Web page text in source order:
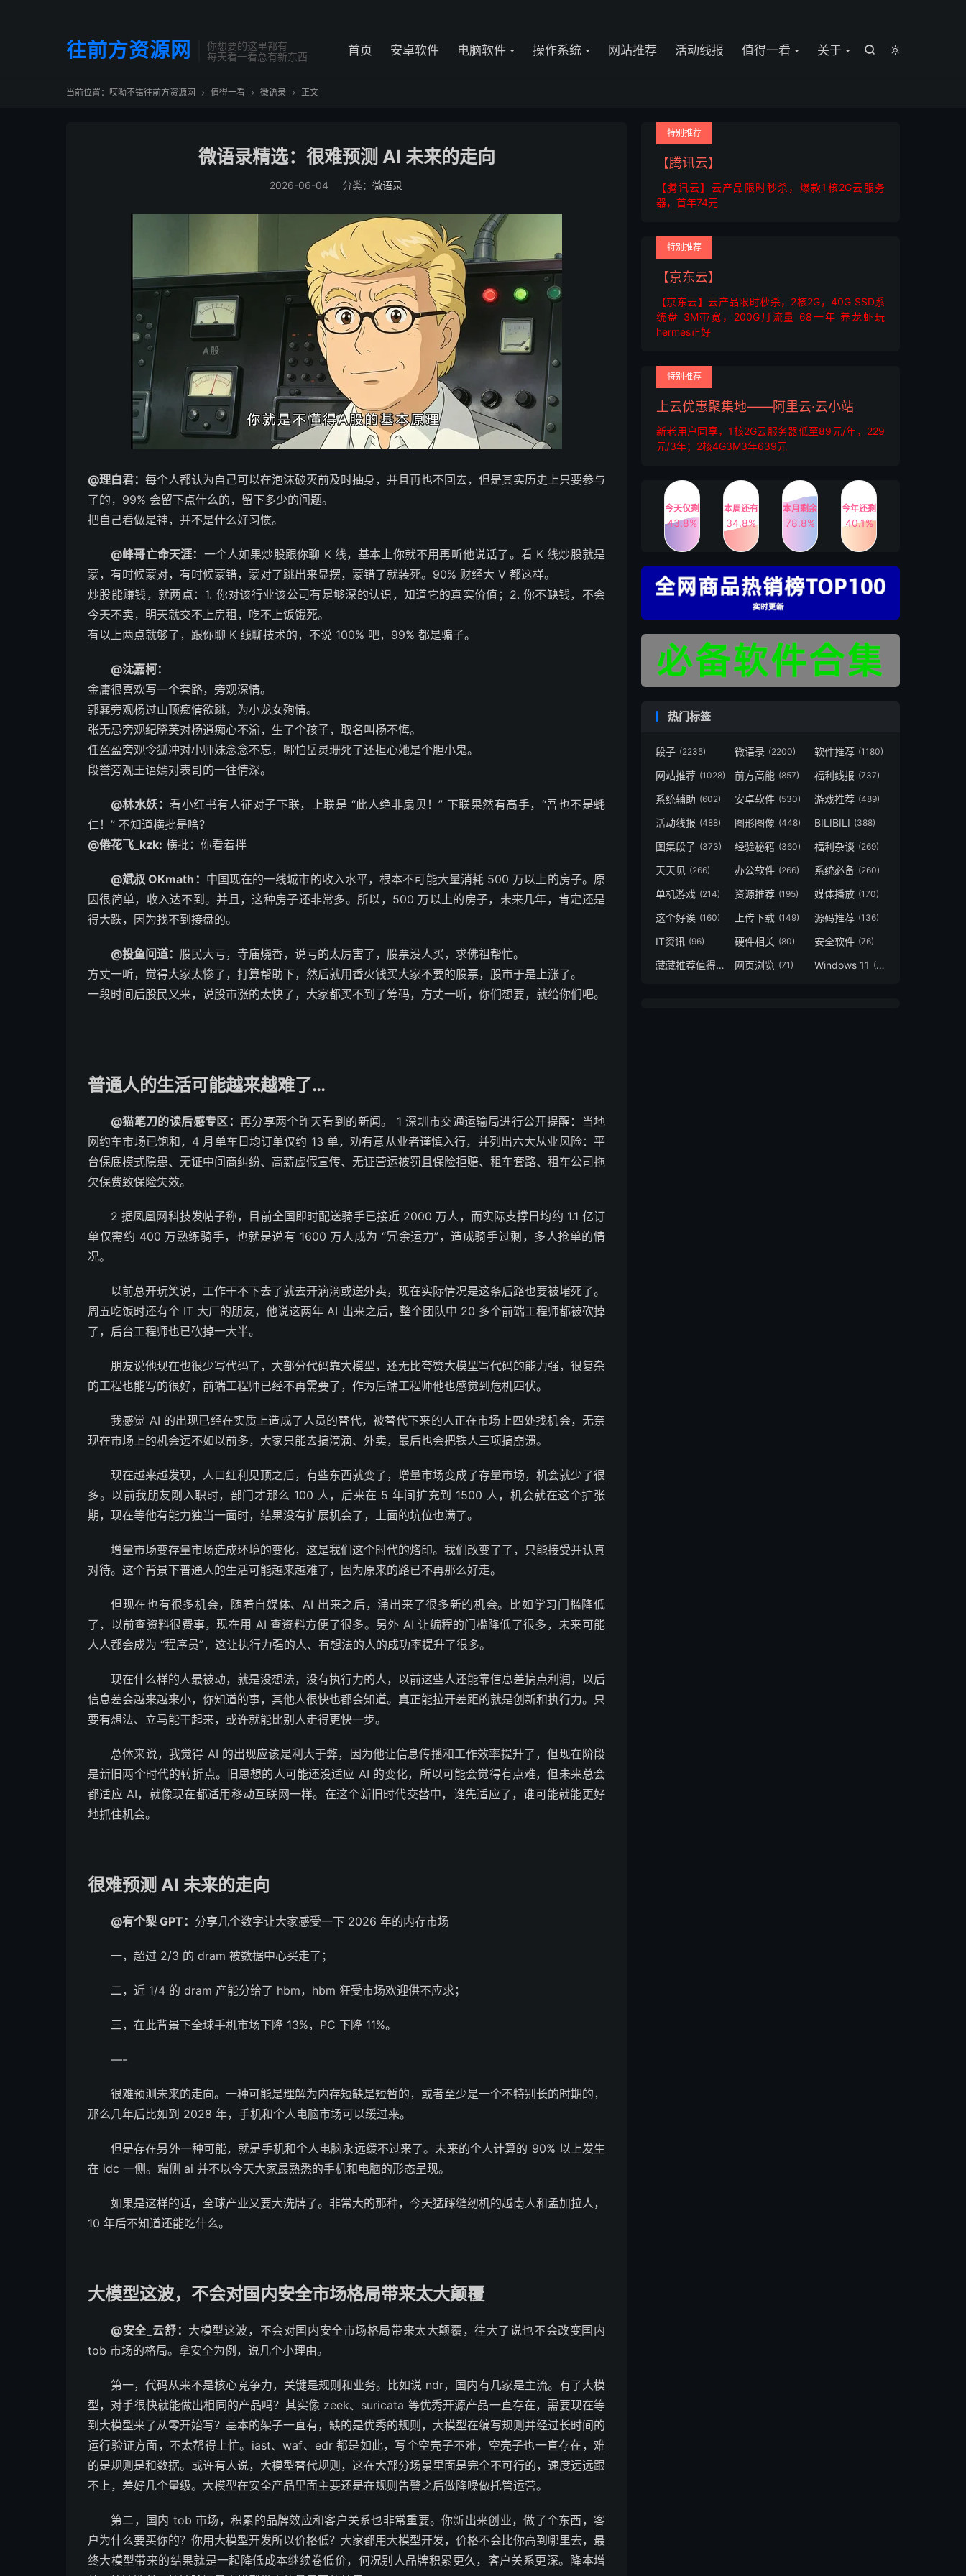
往前方资源网
你想要的这里都有
每天看一看总有新东西


首页 安卓软件 电脑软件 操作系统 网站推荐 活动线报 值得一看 关于
当前位置： 哎呦不错往前方资源网  值得一看  微语录  正文
微语录精选：很难预测 AI 未来的走向
2026-06-04 分类： 微语录
@理白君： 每个人都认为自己可以在泡沫破灭前及时抽身，并且再也不回去，但是其实历史上只要参与
了的，99% 会留下点什么的，留下多少的问题。
把自己看做是神，并不是什么好习惯。 ​​​
@峰哥亡命天涯： 一个人如果炒股跟你聊 K 线，基本上你就不用再听他说话了。看 K 线炒股就是
蒙，有时候蒙对，有时候蒙错，蒙对了跳出来显摆，蒙错了就装死。90% 财经大 V 都这样。
炒股能赚钱，就两点：1. 你对该行业该公司有足够深的认识，知道它的真实价值；2. 你不缺钱，不会
今天不卖，明天就交不上房租，吃不上饭饿死。
有以上两点就够了，跟你聊 K 线聊技术的，不说 100% 吧，99% 都是骗子。
@沈嘉柯：
金庸很喜欢写一个套路，旁观深情。
郭襄旁观杨过山顶痴情欲跳，为小龙女殉情。
张无忌旁观纪晓芙对杨逍痴心不渝，生了个孩子，取名叫杨不悔。
任盈盈旁观令狐冲对小师妹念念不忘，哪怕岳灵珊死了还担心她是个胆小鬼。
段誉旁观王语嫣对表哥的一往情深。 ​​​
@林水妖：看小红书有人征对子下联，上联是 “此人绝非扇贝！” 下联果然有高手，“吾也不是蚝
仁！” 不知道横批是啥？ ​​​
@倦花飞_kzk: 横批：你看着拌
@斌叔 OKmath： 中国现在的一线城市的收入水平，根本不可能大量消耗 500 万以上的房子。原
因很简单，收入达不到。并且，这种房子还非常多。所以，500 万以上的房子，未来几年，肯定还是
得大跌，因为找不到接盘的。 ​​​
@投鱼问道： 股民大亏，寺庙烧香，说亏的太厉害了，股票没人买，求佛祖帮忙。
方丈一听，觉得大家太惨了，打算帮助下，然后就用香火钱买大家不要的股票，股市于是上涨了。
一段时间后股民又来，说股市涨的太快了，大家都买不到了筹码，方丈一听，你们想要，就给你们吧。
普通人的生活可能越来越难了…
@猫笔刀的读后感专区： 再分享两个昨天看到的新闻。 1 深圳市交通运输局进行公开提醒：当地
网约车市场已饱和，4 月单车日均订单仅约 13 单，劝有意从业者谨慎入行，并列出六大从业风险：平
台保底模式隐患、无证中间商纠纷、高薪虚假宣传、无证营运被罚且保险拒赔、租车套路、租车公司拖
欠保费致保险失效。
2 据凤凰网科技发帖子称，目前全国即时配送骑手已接近 2000 万人，而实际支撑日均约 1.1 亿订
单仅需约 400 万熟练骑手，也就是说有 1600 万人成为 “冗余运力”，造成骑手过剩，多人抢单的情
况。
以前总开玩笑说，工作干不下去了就去开滴滴或送外卖，现在实际情况是这条后路也要被堵死了。
周五吃饭时还有个 IT 大厂的朋友，他说这两年 AI 出来之后，整个团队中 20 多个前端工程师都被砍掉
了，后台工程师也已砍掉一大半。
朋友说他现在也很少写代码了，大部分代码靠大模型，还无比夸赞大模型写代码的能力强，很复杂
的工程也能写的很好，前端工程师已经不再需要了，作为后端工程师他也感觉到危机四伏。
我感觉 AI 的出现已经在实质上造成了人员的替代，被替代下来的人正在市场上四处找机会，无奈
现在市场上的机会远不如以前多，大家只能去搞滴滴、外卖，最后也会把铁人三项搞崩溃。
现在越来越发现，人口红利见顶之后，有些东西就变了，增量市场变成了存量市场，机会就少了很
多。以前我朋友刚入职时，部门才那么 100 人，后来在 5 年间扩充到 1500 人，机会就在这个扩张
期，现在等他有能力独当一面时，结果没有扩展机会了，上面的坑位也满了。
增量市场变存量市场造成环境的变化，这是我们这个时代的烙印。我们改变了了，只能接受并认真
对待。这个背景下普通人的生活可能越来越难了，因为原来的路已不再那么好走。
但现在也有很多机会，随着自媒体、AI 出来之后，涌出来了很多新的机会。比如学习门槛降低
了，以前查资料很费事，现在用 AI 查资料方便了很多。另外 AI 让编程的门槛降低了很多，未来可能
人人都会成为 “程序员”，这让执行力强的人、有想法的人的成功率提升了很多。
现在什么样的人最被动，就是没想法，没有执行力的人，以前这些人还能靠信息差搞点利润，以后
信息差会越来越来小，你知道的事，其他人很快也都会知道。真正能拉开差距的就是创新和执行力。只
要有想法、立马能干起来，或许就能比别人走得更快一步。
总体来说，我觉得 AI 的出现应该是利大于弊，因为他让信息传播和工作效率提升了，但现在阶段
是新旧两个时代的转折点。旧思想的人可能还没适应 AI 的变化，所以可能会觉得有点难，但未来总会
都适应 AI，就像现在都适用移动互联网一样。在这个新旧时代交替中，谁先适应了，谁可能就能更好
地抓住机会。
很难预测 AI 未来的走向
@有个梨 GPT： 分享几个数字让大家感受一下 2026 年的内存市场
一，超过 2/3 的 dram 被数据中心买走了；
二，近 1/4 的 dram 产能分给了 hbm，hbm 狂受市场欢迎供不应求；
三，在此背景下全球手机市场下降 13%，PC 下降 11%。
—-
很难预测未来的走向。一种可能是理解为内存短缺是短暂的，或者至少是一个不特别长的时期的，
那么几年后比如到 2028 年，手机和个人电脑市场可以缓过来。
但是存在另外一种可能，就是手机和个人电脑永远缓不过来了。未来的个人计算的 90% 以上发生
在 idc 一侧。端侧 ai 并不以今天大家最熟悉的手机和电脑的形态呈现。
如果是这样的话，全球产业又要大洗牌了。非常大的那种，今天猛踩缝纫机的越南人和孟加拉人，
10 年后不知道还能吃什么。
大模型这波，不会对国内安全市场格局带来太大颠覆
@安全_云舒： 大模型这波，不会对国内安全市场格局带来太大颠覆，往大了说也不会改变国内
tob 市场的格局。拿安全为例，说几个小理由。
第一，代码从来不是核心竞争力，关键是规则和业务。比如说 ndr，国内有几家是主流。有了大模
型，对手很快就能做出相同的产品吗？其实像 zeek、suricata 等优秀开源产品一直存在，需要现在等
到大模型来了从零开始写？基本的架子一直有，缺的是优秀的规则，大模型在编写规则并经过长时间的
运行验证方面，不太帮得上忙。iast、waf、edr 都是如此，写个空壳子不难，空壳子也一直存在，难
的是规则是和数据。或许有人说，大模型替代规则，这在大部分场景里面是完全不可行的，速度远远跟
不上，差好几个量级。大模型在安全产品里面主要还是在规则告警之后做降噪做托管运营。
第二，国内 tob 市场，积累的品牌效应和客户关系也非常重要。你新出来创业，做了个东西，客
户为什么要买你的？你用大模型开发所以价格低？大家都用大模型开发，价格不会比你高到哪里去，最
终大模型带来的结果就是一起降低成本继续卷低价，何况别人品牌积累更久，客户关系更深。降本增
特别推荐
【腾讯云】
【腾讯云】云产品限时秒杀，爆款1核2G云服务
器，首年74元
特别推荐
【京东云】
【京东云】云产品限时秒杀，2核2G，40G SSD系
统盘 3M带宽，200G月流量 68一年 养龙虾玩
hermes正好
特别推荐
上云优惠聚集地——阿里云·云小站
新老用户同享，1核2G云服务器低至89元/年，229
元/3年；2核4G3M3年639元
今天仅剩
43.8%
本周还有
34.8%
本月剩余
78.8%
今年还剩
40.1%
热门标签
段子 (2235) 微语录 (2200) 软件推荐 (1180)
网站推荐 (1028) 前方高能 (857) 福利线报 (737)
系统辅助 (602) 安卓软件 (530) 游戏推荐 (489)
活动线报 (488) 图形图像 (448) BILIBILI (388)
图集段子 (373) 经验秘籍 (360) 福利杂谈 (269)
天天见 (266) 办公软件 (266) 系统必备 (260)
单机游戏 (214) 资源推荐 (195) 媒体播放 (170)
这个好诶 (160) 上传下载 (149) 源码推荐 (136)
IT资讯 (96) 硬件相关 (80) 安全软件 (76)
藏藏推荐值得一看 (73)
网页浏览 (71) Windows 11 (49)